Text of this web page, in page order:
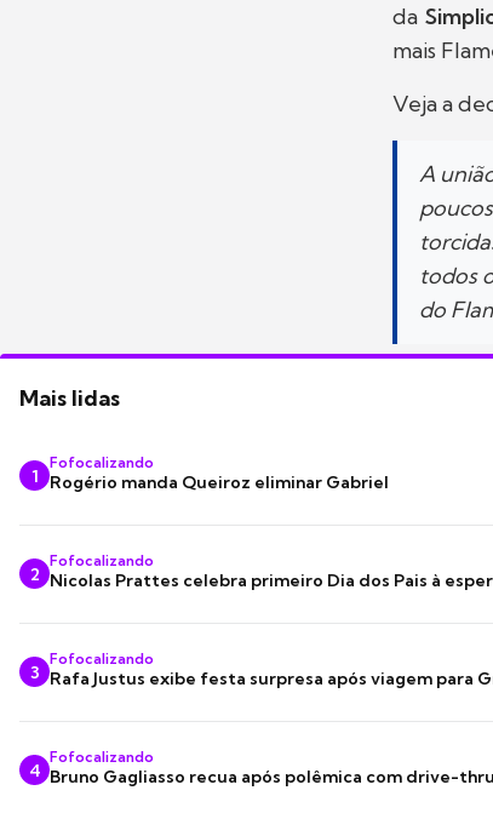
da
mais
Veja a
A
todos
do
Mais lidas
1
Fofocalizando
Rogério manda Queiroz eliminar Gabriel
2
Fofocalizando
Nicolas Prattes celebra primeiro Dia dos Pais à
3
Fofocalizando
Rafa Justus exibe festa surpresa após viagem para
4
Fofocalizando
Bruno Gagliasso recua após polêmica com drive-